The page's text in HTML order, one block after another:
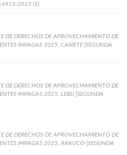
2023 (1)
DE DERECHOS DE APROVECHAMIENTO DE
IMPAGAS 2025, CAÑETE [SEGUNDA
DE DERECHOS DE APROVECHAMIENTO DE
IMPAGAS 2025, LEBU [SEGUNDA
DE DERECHOS DE APROVECHAMIENTO DE
IMPAGAS 2025, ARAUCO [SEGUNDA